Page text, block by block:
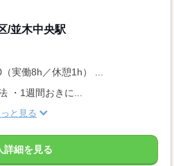
/並木中央駅
実働8h／休憩1h） ...
・1週間おきに...
っと見る
詳細を見る